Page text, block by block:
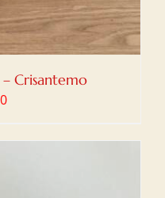
Crisantemo